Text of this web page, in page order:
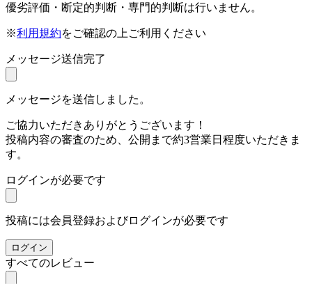
優劣評価・断定的判断・専門的判断は行いません。
※利用規約をご確認の上ご利用ください
メッセージ送信完了
メッセージを送信しました。
ご協力いただきありがとうございます！
投稿内容の審査のため、公開まで約3営業日程度いただきま
す。
ログインが必要です
投稿には会員登録およびログインが必要です
ログイン
すべてのレビュー